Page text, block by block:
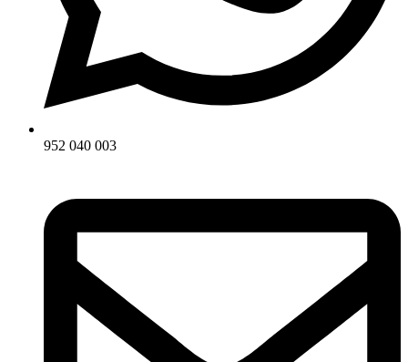
952 040 003